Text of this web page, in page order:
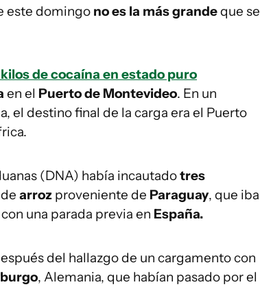
este domingo no es la más grandeque se
kilos de cocaína en estado puro
en el Puerto de Montevideo. En un
el destino final de la carga era el Puerto
(DNA) había incautadotres
arroz proveniente de Paraguay, que iba
con una parada previa en España.
del hallazgo de un cargamento con
, Alemania, que habían pasado por el